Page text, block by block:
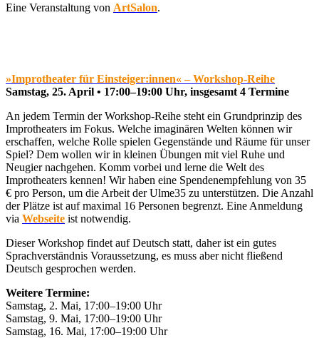
Eine Veranstaltung von ArtSalon.
»Improtheater für Einsteiger:innen« – Workshop-Reihe
Samstag, 25. April • 17:00–19:00 Uhr, insgesamt 4 Termine
An jedem Termin der Workshop-Reihe steht ein Grundprinzip des
Improtheaters im Fokus. Welche imaginären Welten können wir
erschaffen, welche Rolle spielen Gegenstände und Räume für unser
Spiel? Dem wollen wir in kleinen Übungen mit viel Ruhe und
Neugier nachgehen. Komm vorbei und lerne die Welt des
Improtheaters kennen! Wir haben eine Spendenempfehlung von 35
€ pro Person, um die Arbeit der Ulme35 zu unterstützen. Die Anzahl
der Plätze ist auf maximal 16 Personen begrenzt. Eine Anmeldung
via Webseite ist notwendig.
Dieser Workshop findet auf Deutsch statt, daher ist ein gutes
Sprachverständnis Voraussetzung, es muss aber nicht fließend
Deutsch gesprochen werden.
Weitere Termine:
Samstag, 2. Mai, 17:00–19:00 Uhr
Samstag, 9. Mai, 17:00–19:00 Uhr
Samstag, 16. Mai, 17:00–19:00 Uhr